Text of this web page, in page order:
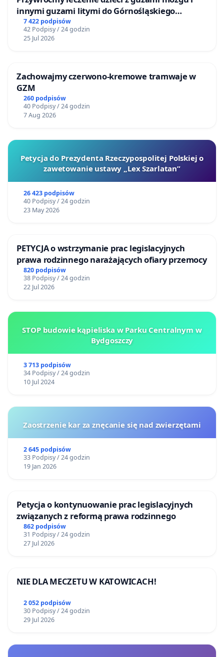
innymi guzami litymi do Górnośląskiego
Centrum Zdrowia Dziecka w Katowicach
7 422 podpisów
42 Podpisy / 24 godzin
25 Jul 2026
Zachowajmy czerwono-kremowe tramwaje w
GZM
260 podpisów
40 Podpisy / 24 godzin
7 Aug 2026
Petycja do Prezydenta Rzeczypospolitej Polskiej o
zawetowanie ustawy „Lex Szarlatan”
26 423 podpisów
40 Podpisy / 24 godzin
23 May 2026
PETYCJA o wstrzymanie prac legislacyjnych
prawa rodzinnego narażających ofiary przemocy
820 podpisów
38 Podpisy / 24 godzin
22 Jul 2026
STOP budowie kąpieliska w Parku Centralnym w
Bydgoszczy
3 713 podpisów
34 Podpisy / 24 godzin
10 Jul 2024
Zaostrzenie kar za znęcanie się nad zwierzętami
2 645 podpisów
33 Podpisy / 24 godzin
19 Jan 2026
Petycja o kontynuowanie prac legislacyjnych
związanych z reformą prawa rodzinnego
862 podpisów
31 Podpisy / 24 godzin
27 Jul 2026
NIE DLA MECZETU W KATOWICACH!
2 052 podpisów
30 Podpisy / 24 godzin
29 Jul 2026